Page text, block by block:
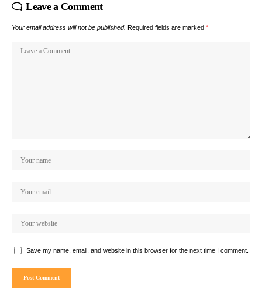
Leave a Comment
Your email address will not be published. Required fields are marked *
Save my name, email, and website in this browser for the next time I comment.